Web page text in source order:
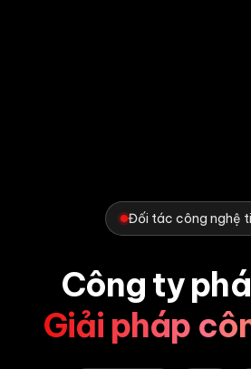
Đối tác công nghệ
Công ty
Giải pháp